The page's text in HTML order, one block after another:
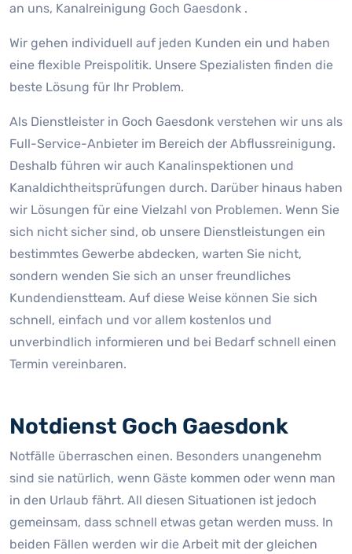
an uns, Kanalreinigung Goch Gaesdonk .
Wir gehen individuell auf jeden Kunden ein und haben
eine flexible Preispolitik. Unsere Spezialisten finden die
beste Lösung für Ihr Problem.
Als Dienstleister in Goch Gaesdonk verstehen wir uns als
Full-Service-Anbieter im Bereich der Abflussreinigung.
Deshalb führen wir auch Kanalinspektionen und
Kanaldichtheitsprüfungen durch. Darüber hinaus haben
wir Lösungen für eine Vielzahl von Problemen. Wenn Sie
sich nicht sicher sind, ob unsere Dienstleistungen ein
bestimmtes Gewerbe abdecken, warten Sie nicht,
sondern wenden Sie sich an unser freundliches
Kundendienstteam. Auf diese Weise können Sie sich
schnell, einfach und vor allem kostenlos und
unverbindlich informieren und bei Bedarf schnell einen
Termin vereinbaren.
Notdienst Goch Gaesdonk
Notfälle überraschen einen. Besonders unangenehm
sind sie natürlich, wenn Gäste kommen oder wenn man
in den Urlaub fährt. All diesen Situationen ist jedoch
gemeinsam, dass schnell etwas getan werden muss. In
beiden Fällen werden wir die Arbeit mit der gleichen